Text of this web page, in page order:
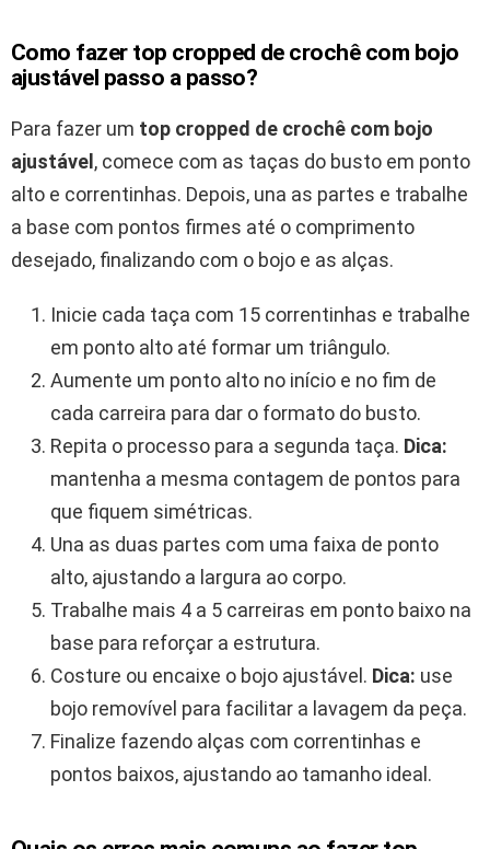
Como fazer top cropped de crochê com bojo
ajustável passo a passo?
Para fazer um top cropped de crochê com bojo
ajustável , comece com as taças do busto em ponto
alto e correntinhas. Depois, una as partes e trabalhe
a base com pontos firmes até o comprimento
desejado, finalizando com o bojo e as alças.
Inicie cada taça com 15 correntinhas e trabalhe
em ponto alto até formar um triângulo.
Aumente um ponto alto no início e no fim de
cada carreira para dar o formato do busto.
Repita o processo para a segunda taça. Dica:
mantenha a mesma contagem de pontos para
que fiquem simétricas.
Una as duas partes com uma faixa de ponto
alto, ajustando a largura ao corpo.
Trabalhe mais 4 a 5 carreiras em ponto baixo na
base para reforçar a estrutura.
Costure ou encaixe o bojo ajustável. Dica: use
bojo removível para facilitar a lavagem da peça.
Finalize fazendo alças com correntinhas e
pontos baixos, ajustando ao tamanho ideal.